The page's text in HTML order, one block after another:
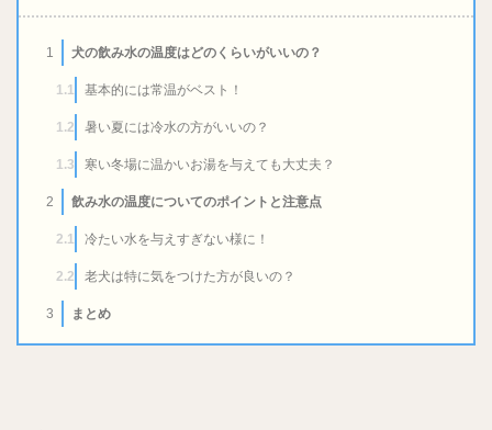
1 犬の飲み水の温度はどのくらいがいいの？
1.1 基本的には常温がベスト！
1.2 暑い夏には冷水の方がいいの？
1.3 寒い冬場に温かいお湯を与えても大丈夫？
2 飲み水の温度についてのポイントと注意点
2.1 冷たい水を与えすぎない様に！
2.2 老犬は特に気をつけた方が良いの？
3 まとめ